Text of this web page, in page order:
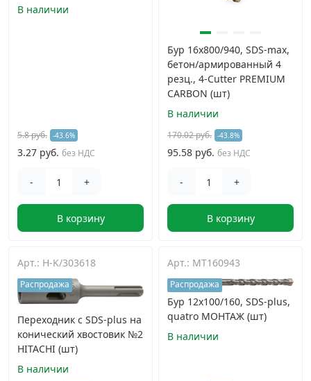
Строительный инструмент и инвентарь
›
Гвозди и скобы
Шурупы и саморезы ›
Грузовой крепеж
Комплекты и наборы крепежа ›
Кронштейны и крюки хозяйственные
В наличии
5.8 руб. -43.6%
3.27 руб. без НДС
- +
В корзину
Бур 16x800/940, SDS-max,
бетон/армированный 4
резц., 4-Cutter PREMIUM
CARBON (шт)
В наличии
170.02 руб. -43.8%
95.58 руб. без НДС
- +
В корзину
Арт.: H-K/303618
Распродажа
Переходник с SDS-plus на
конический хвостовик №2
HITACHI (шт)
В наличии
Арт.: MT160943
Распродажа
Бур 12x100/160, SDS-plus,
quatro МОНТАЖ (шт)
В наличии